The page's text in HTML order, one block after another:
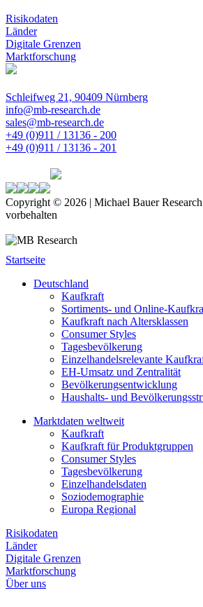
Risikodaten
Länder
Digitale Grenzen
Marktforschung
Schleifweg 21, 90409 Nürnberg
info@mb-research.de
sales@mb-research.de
+49 (0)911 / 13136 - 200
+49 (0)911 / 13136 - 201
Copyright © 2026 | Michael Bauer
vorbehalten
Startseite
Deutschland
Kaufkraft
Sortiments- und Online-
Kaufkraft nach Altersklassen
Consumer Styles
Tagesbevölkerung
Einzelhandelsrelevante
EH-Umsatz und Zentralität
Bevölkerungsentwicklung
Haushalts- und
Marktdaten weltweit
Kaufkraft
Kaufkraft für Produktgruppen
Consumer Styles
Tagesbevölkerung
Einzelhandelsdaten
Soziodemographie
Europa Regional
Risikodaten
Länder
Digitale Grenzen
Marktforschung
Über uns